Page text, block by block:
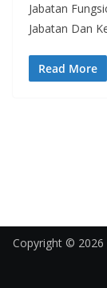
Jabatan
Jabatan Dan
Read More
Copyright © 2026